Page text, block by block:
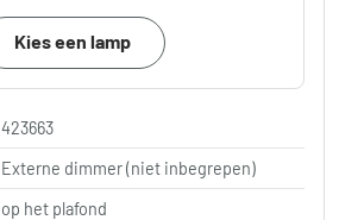
Kies een lamp
423663
Externe dimmer (niet inbegrepen)
op het plafond